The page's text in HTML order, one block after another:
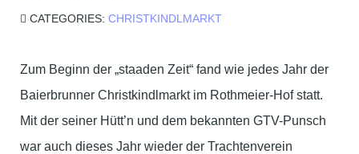
CATEGORIES: CHRISTKINDLMARKT
Zum Beginn der „staaden Zeit“ fand wie jedes Jahr der
Baierbrunner Christkindlmarkt im Rothmeier-Hof statt.
Mit der seiner Hütt’n und dem bekannten GTV-Punsch
war auch dieses Jahr wieder der Trachtenverein